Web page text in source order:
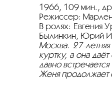
Дорогие зрители,
мы настоятельно
социальную
С заботой о
кинотеатр
1966, 109 мин.,
Режиссер:
В ролях: Евгения
Былинкин, Юрий
Москва. 27-
куртку, а она
давно
Женя продолжает